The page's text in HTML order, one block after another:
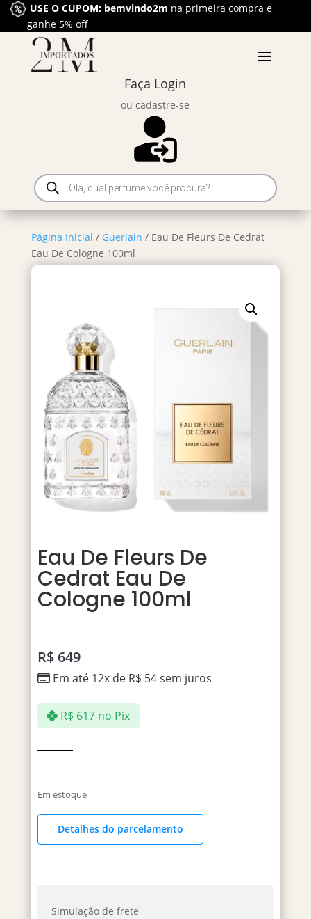
USE O CUPOM: bemvindo2m na primeira compra e
ganhe 5% off
Faça Login
ou cadastre-se
Pesquisar
produtos
Página Inicial / Guerlain / Eau De Fleurs De Cedrat
Eau De Cologne 100ml
Eau De Fleurs De
Cedrat Eau De
Cologne 100ml
R$649
Em até 12x de R$ 54sem juros
R$ 617 no Pix
Em estoque
Detalhes do parcelamento
Simulação de frete